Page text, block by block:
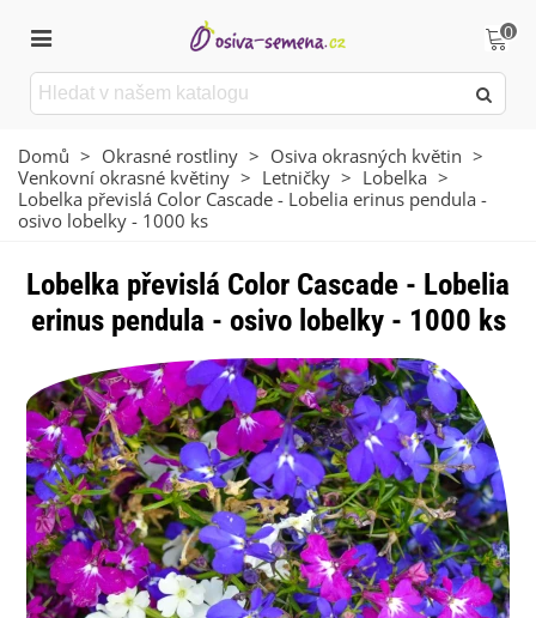
0
Domů > Okrasné rostliny > Osiva okrasných květin >
Venkovní okrasné květiny > Letničky > Lobelka >
Lobelka převislá Color Cascade - Lobelia erinus pendula -
osivo lobelky - 1000 ks
Lobelka převislá Color Cascade - Lobelia
erinus pendula - osivo lobelky - 1000 ks